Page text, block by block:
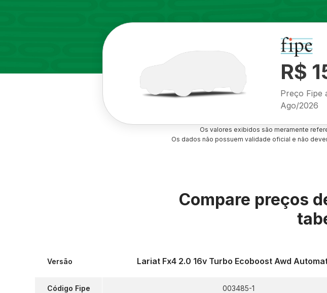
R$
Preço Fipe
Ago/2026
Os valores exibidos são meramente
Os dados não possuem validade oficial e não
Compare preços
Versão
Código Fipe
Lariat Fx4 2.0 16v Turbo Ecoboost Awd
003485-1